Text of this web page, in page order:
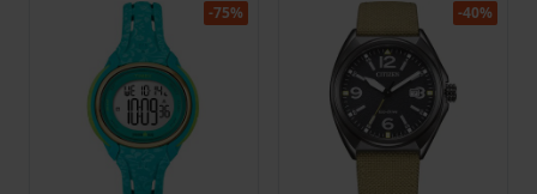
-75% -40%